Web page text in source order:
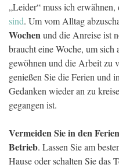
„Leider“ muss ich erwähnen,
sind. Um vom Alltag
Wochenund die Anreise ist
braucht eine Woche, um sich
gewöhnen und die Arbeit zu
genießen Sie die Ferien und
Gedanken wieder an zu
gegangen ist.
Vermeiden Sie in den
Betrieb. Lassen Sie am
Hause oder schalten Sie das